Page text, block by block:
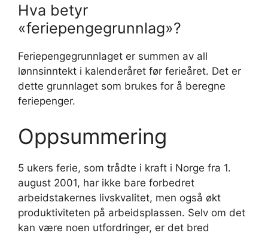
Hva betyr
«feriepengegrunnlag»?
Feriepengegrunnlaget er summen av all
lønnsinntekt i kalenderåret før ferieåret. Det er
dette grunnlaget som brukes for å beregne
feriepenger.
Oppsummering
5 ukers ferie, som trådte i kraft i Norge fra 1.
august 2001, har ikke bare forbedret
arbeidstakernes livskvalitet, men også økt
produktiviteten på arbeidsplassen. Selv om det
kan være noen utfordringer, er det bred